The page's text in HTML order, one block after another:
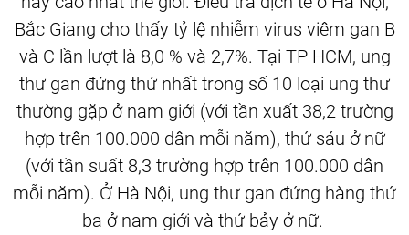
Bắc Giang cho thấy tỷ lệ nhiễm virus viêm gan B
và C lần lượt là 8,0 % và 2,7%. Tại TP HCM, ung
thư gan đứng thứ nhất trong số 10 loại ung thư
thường gặp ở nam giới (với tần xuất 38,2 trường
hợp trên 100.000 dân mỗi năm), thứ sáu ở nữ
(với tần suất 8,3 trường hợp trên 100.000 dân
mỗi năm). Ở Hà Nội, ung thư gan đứng hàng thứ
ba ở nam giới và thứ bảy ở nữ.